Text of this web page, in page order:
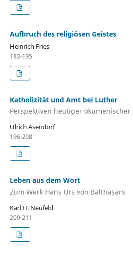
Aufbruch des religiösen Geistes
Heinrich Fries
183-195
Katholizität und Amt bei Luther
Perspektiven heutiger ökumenischer
Ulrich Asendorf
196-208
Leben aus dem Wort
Zum Werk Hans Urs von Balthasars
Karl H. Neufeld
209-211